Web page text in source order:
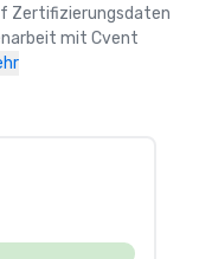
Zertifizierungsdaten
mit Cvent